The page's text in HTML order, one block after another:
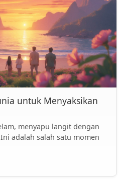
untuk Menyaksikan
menyapu langit dengan
adalah salah satu momen